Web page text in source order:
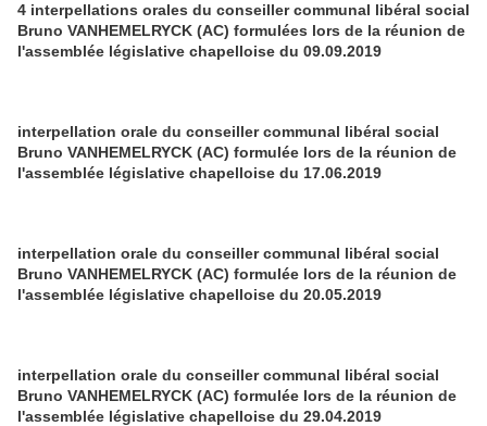
4 interpellations orales du conseiller communal libéral social
Bruno VANHEMELRYCK (AC) formulées lors de la réunion de
l'assemblée législative chapelloise du 09.09.2019
interpellation orale du conseiller communal libéral social
Bruno VANHEMELRYCK (AC) formulée lors de la réunion de
l'assemblée législative chapelloise du 17.06.2019
interpellation orale du conseiller communal libéral social
Bruno VANHEMELRYCK (AC) formulée lors de la réunion de
l'assemblée législative chapelloise du 20.05.2019
interpellation orale du conseiller communal libéral social
Bruno VANHEMELRYCK (AC) formulée lors de la réunion de
l'assemblée législative chapelloise du 29.04.2019